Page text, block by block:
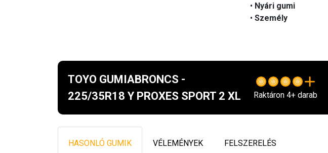
• Nyári gumi
• Személy
TOYO GUMIABRONCS -
225/35R18 Y PROXES SPORT 2 XL
Raktáron 4+ darab
HASONLÓ GUMIK VÉLEMÉNYEK FELSZERELÉS